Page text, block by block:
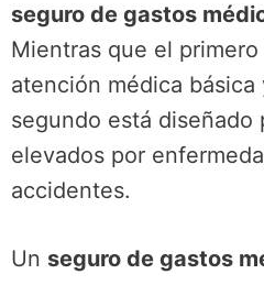
seguro de gastos
Mientras que el
atención médica
segundo está diseñado
elevados por
accidentes.
Un seguro de gastos